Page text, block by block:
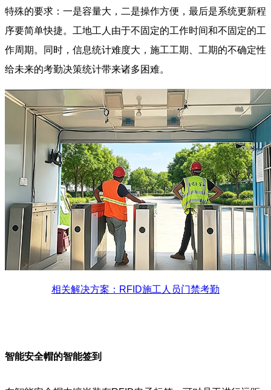
特殊的要求：一是容量大，二是操作方便，最后是系统更新程
序要简单快捷。工地工人由于不固定的工作时间和不固定的工
作周期。同时，信息统计难度大，施工工期、工期的不确定性
给未来的考勤决策统计带来诸多困难。
相关解决方案：RFID施工人员门禁考勤
智能安全帽的智能签到